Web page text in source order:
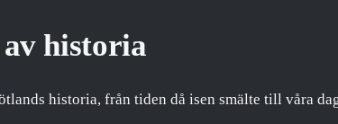
historia
historia, från tiden då isen smälte till våra